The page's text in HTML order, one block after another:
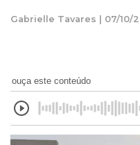
Gabrielle Tavares | 07/10/
ouça este conteúdo